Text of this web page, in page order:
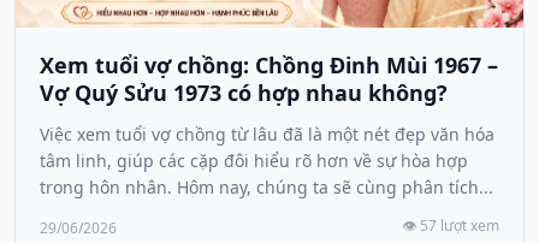
Xem tuổi vợ chồng: Chồng Đinh Mùi 1967 –
Vợ Quý Sửu 1973 có hợp nhau không?
Việc xem tuổi vợ chồng từ lâu đã là một nét đẹp văn hóa
tâm linh, giúp các cặp đôi hiểu rõ hơn về sự hòa hợp
trong hôn nhân. Hôm nay, chúng ta sẽ cùng phân tích...
29/06/2026 👁️ 57 lượt xem